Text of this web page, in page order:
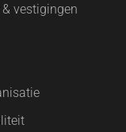
vestigingen